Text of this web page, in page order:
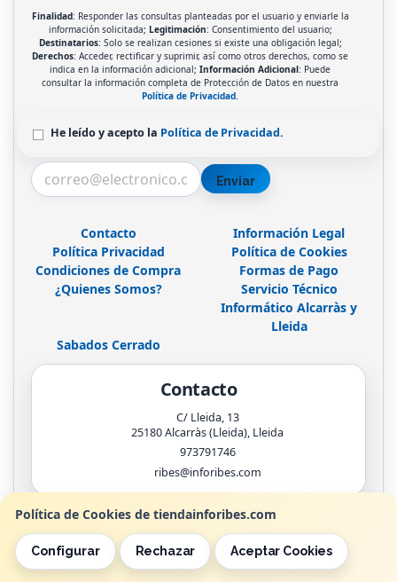
Política de Cookies de tiendainforibes.com
Configurar Rechazar Aceptar Cookies
Finalidad: Responder las consultas planteadas por el usuario y enviarle la
información solicitada; Legitimación: Consentimiento del usuario;
Destinatarios: Solo se realizan cesiones si existe una obligación legal;
Derechos: Acceder, rectificar y suprimir, así como otros derechos, como se
indica en la información adicional;Información Adicional: Puede
consultar la información completa de Protección de Datos en nuestra
Política de Privacidad
He leído y acepto la Política de Privacidad.
Enviar
Contacto
Información Legal
Política Privacidad
Política de Cookies
Condiciones de Compra
Formas de Pago
¿Quienes Somos?
Servicio Técnico
Informático Alcarràs y
Lleida
Sabados Cerrado
Contacto
C/ Lleida, 13
25180Alcarràs (Lleida), Lleida
973791746
ribes@inforibes.com
Horario
de 9:00am - 13:30am / 17:00pm - 20:00pm